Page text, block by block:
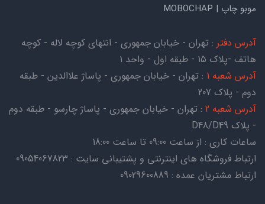
موبو چاپ | MOBOCHAP
آدرس دفتر : تهران - خیابان جمهوری - انتهای کوچه لاله - کوچه
هاتف -پلاک ۱۵ - طبقه اول - واحد ۱
آدرس شعبه 1
: تهران - خیابان جمهوری - پاساژ علاالدین - طبقه
دوم - پلاک 207
آدرس شعبه 2
: تهران - خیابان جمهوری - پاساژ چارسو - طبقه دوم
- پلاک D48/D49
ساعات کاری : از ساعت 09:00 تا ساعت 18:00
ارتباط فروشگاه های اینترنتی و پشتیبانی سایت : 09054067823
ارتباط مشتریان عمده : 09029600889